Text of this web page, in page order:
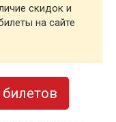
скидок и
на сайте